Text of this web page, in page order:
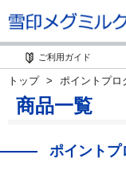
ご利用ガイド
トップ ポイントプロ
商品一覧
ポイントプ